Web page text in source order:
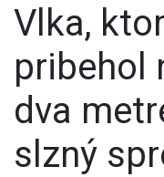
Vlka, ktorý k mladíkovi
pribehol
dva
slzný